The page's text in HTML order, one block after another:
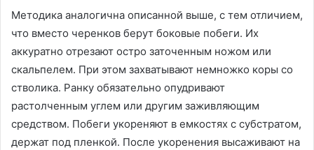
Методика аналогична описанной выше, с тем отличием,
что вместо черенков берут боковые побеги. Их
аккуратно отрезают остро заточенным ножом или
скальпелем. При этом захватывают немножко коры со
стволика. Ранку обязательно опудривают
растолченным углем или другим заживляющим
средством. Побеги укореняют в емкостях с субстратом,
держат под пленкой. После укоренения высаживают на